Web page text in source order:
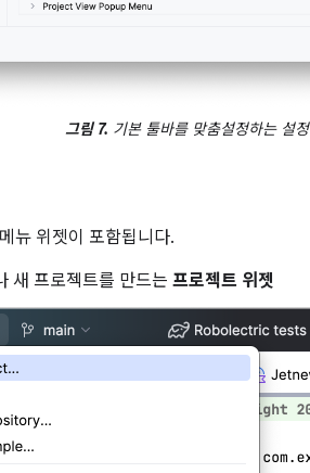
그림 7. 기본 툴바를 맞춤설정하는 설정
뉴 위젯이 포함됩니다.
새 프로젝트를 만드는 프로젝트 위젯